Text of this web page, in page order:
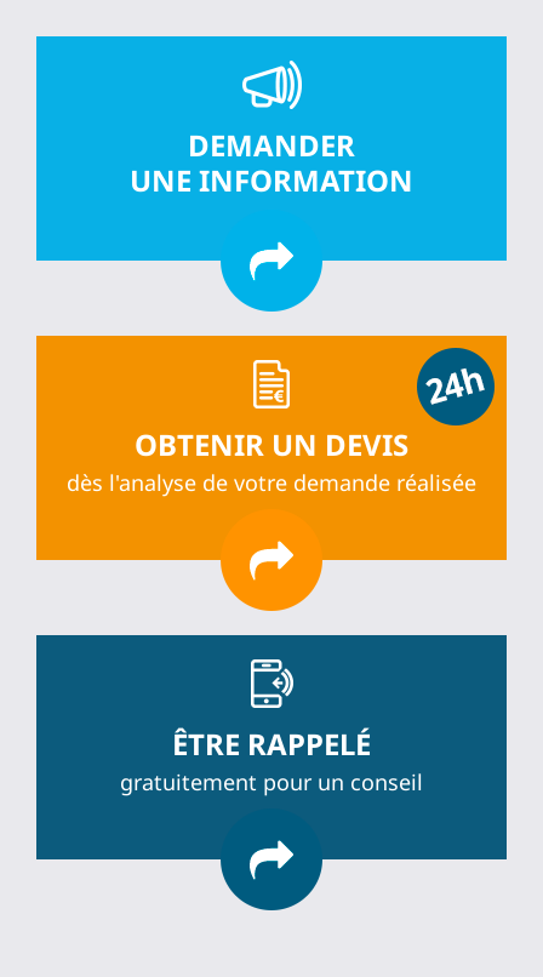
DEMANDER
UNE INFORMATION
OBTENIR UN DEVIS
dès l'analyse de votre demande réalisée
ÊTRE RAPPELÉ
gratuitement pour un conseil